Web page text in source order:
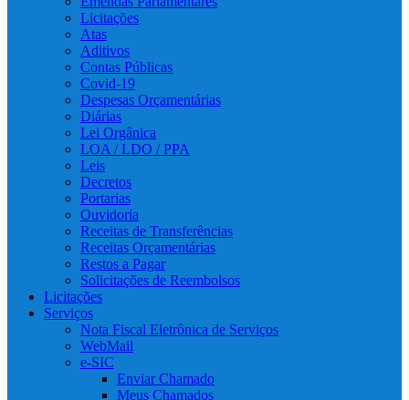
Licitações
Atas
Aditivos
Contas Públicas
Covid-19
Despesas Orçamentárias
Diárias
Lei Orgânica
LOA / LDO / PPA
Leis
Decretos
Portarias
Ouvidoria
Receitas de Transferências
Receitas Orçamentárias
Restos a Pagar
Solicitações de Reembolsos
Licitações
Serviços
Nota Fiscal Eletrônica de Serviços
WebMail
e-SIC
Enviar Chamado
Meus Chamados